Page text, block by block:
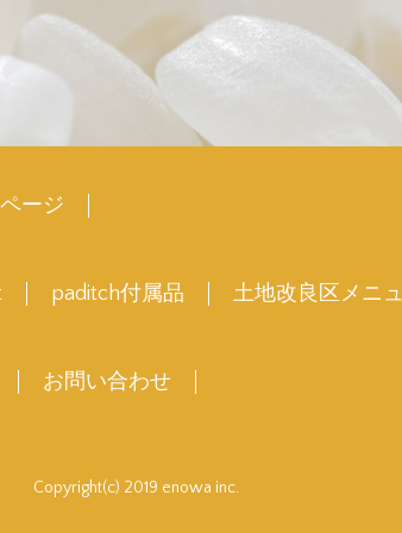
ージ
paditch付属品
土地改良区メニ
お問い合わせ
Copyright(c) 2019 enowa inc.